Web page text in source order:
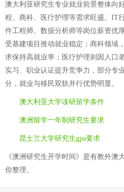
澳大利亚研究生专业就业前景整体向
程、商科、医疗护理等需求旺盛。IT
件工程师、数据分析师等岗位薪资优
受基建项目推动就业稳定；商科领域
求保持高就业率；医疗护理则因人口
实习、职业认证提升竞争力，部分专
分，就业与移民双轨并行优势明显。
澳大利亚大学读研留学条件
澳洲留学一年制研究生要求
昆士兰大学研究生gpa要求
《澳洲研究生开学时间》是有教外澳
你整理。